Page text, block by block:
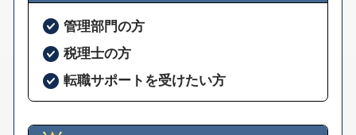
管理部門の方
税理士の方
転職サポートを受けたい方